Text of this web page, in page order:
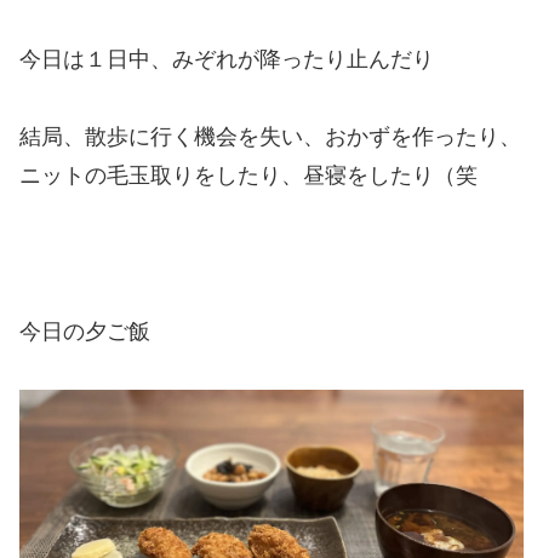
今日は１日中、みぞれが降ったり止んだり
結局、散歩に行く機会を失い、おかずを作ったり、
ニットの毛玉取りをしたり、昼寝をしたり（笑
今日の夕ご飯